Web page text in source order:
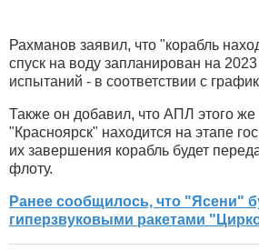
Рахманов заявил, что "корабль
спуск на воду запланирован на
испытаний - в соответствии с
Также он добавил, что АПЛ этого же
"Красноярск" находится на этапе
их завершения корабль будет
флоту.
Ранее сообщилось, что "Ясени"
гиперзвуковыми ракетами